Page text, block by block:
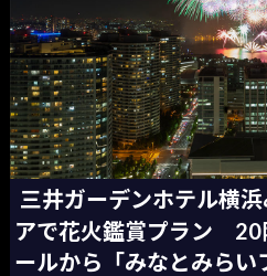
三井ガーデンホテル横
アで花火鑑賞プラン 20
ールから「みなとみらい